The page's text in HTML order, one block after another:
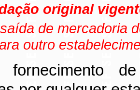
original
de mercadoria
outro
de